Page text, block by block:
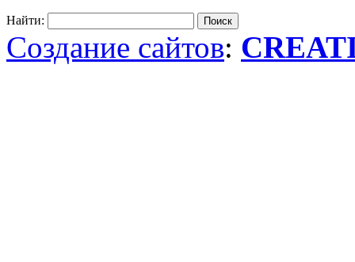
Найти:
Создание сайтов: